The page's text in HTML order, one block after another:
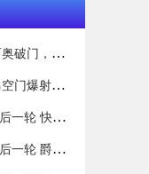
马2-0领先
中门框弹出
第一节 录像
第一节 录像